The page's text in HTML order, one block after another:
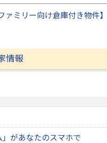
ミリー向け倉庫付き物件】
情報
」があなたのスマホで